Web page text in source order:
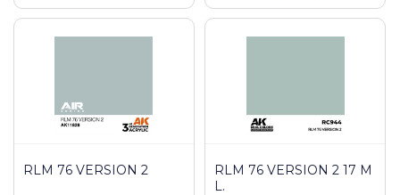
RLM 76 VERSION 2
RLM 76 VERSION 2 17 M
L.